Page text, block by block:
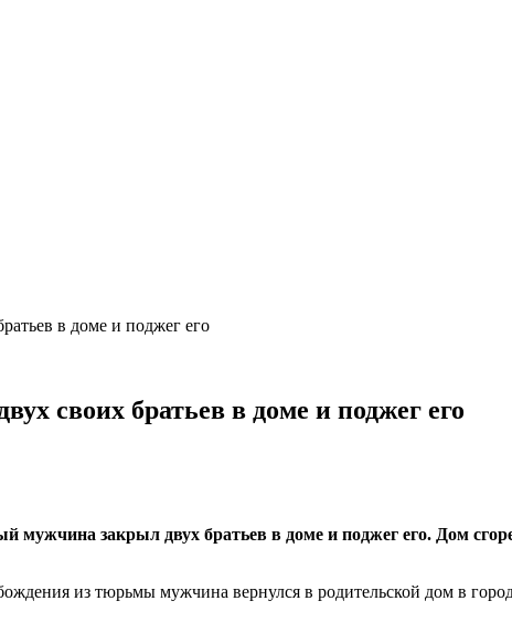
в доме и поджег его
своих братьев в доме и поджег его
мужчина закрыл двух братьев в доме и поджег его. Дом
из тюрьмы мужчина вернулся в родительской дом в